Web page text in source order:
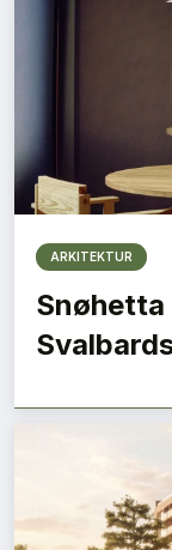
ARKITEKTUR